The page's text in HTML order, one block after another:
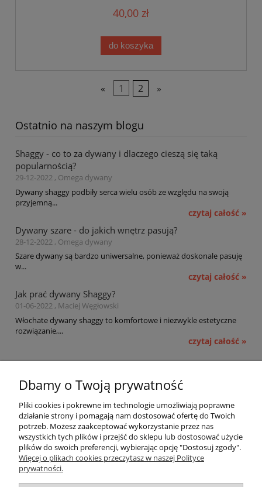
40,00 zł
do koszyka
« 1 2 »
Ostatnio na naszym blogu
Shaggy - co to za dywany i dlaczego cieszą się taką
popularnością?
29-12-2022 , Omega dywany
Dywany shaggy podbiły serca wielu osób ze względu na swoją
przyjemną...
czytaj całość »
Dywany szare - do jakich wnętrz pasują?
28-12-2022 , Omega dywany
Szare dywany są bardzo uniwersalne, ponieważ doskonale pasuję
w...
czytaj całość »
Jak prać dywany Shaggy?
01-06-2022 , Maciej Węgłowski
Włochate dywany shaggy to komfortowe i niezwykle estetyczne
rozwiązanie,...
czytaj całość »
Płatności i dostawa
Informacje
Dbamy o Twoją prywatność
Pliki cookies i pokrewne im technologie umożliwiają poprawne
działanie strony i pomagają nam dostosować ofertę do Twoich
potrzeb. Możesz zaakceptować wykorzystanie przez nas
wszystkich tych plików i przejść do sklepu lub dostosować użycie
plików do swoich preferencji, wybierając opcję "Dostosuj zgody".
Więcej o plikach cookies przeczytasz w naszej Polityce
prywatności.